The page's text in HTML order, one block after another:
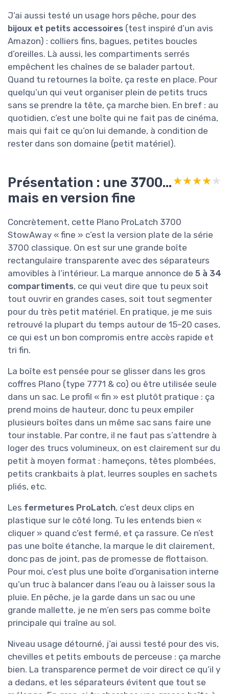
J’ai aussi testé un usage hors pêche, pour des
bijoux et petits accessoires (test inspiré d’un avis
Amazon) : colliers fins, bagues, petites boucles
d’oreilles. Là aussi, les compartiments serrés
empêchent les chaînes de se balader partout.
Quand tu retournes la boîte, ça reste en place. Pour
quelqu’un qui veut organiser plein de petits trucs
sans se prendre la tête, ça marche bien. En bref : au
quotidien, c’est une boîte qui ne fait pas de cinéma,
mais qui fait ce qu’on lui demande, à condition de
rester dans son domaine (petit matériel).
Présentation : une 3700…
mais en version fine
★★★★★
★★★★★
Concrètement, cette Plano ProLatch 3700
StowAway « fine » c’est la version plate de la série
3700 classique. On est sur une grande boîte
rectangulaire transparente avec des séparateurs
amovibles à l’intérieur. La marque annonce de 5 à 34
compartiments, ce qui veut dire que tu peux soit
tout ouvrir en grandes cases, soit tout segmenter
pour du très petit matériel. En pratique, je me suis
retrouvé la plupart du temps autour de 15–20 cases,
ce qui est un bon compromis entre accès rapide et
tri fin.
La boîte est pensée pour se glisser dans les gros
coffres Plano (type 7771 & co) ou être utilisée seule
dans un sac. Le profil « fin » est plutôt pratique : ça
prend moins de hauteur, donc tu peux empiler
plusieurs boîtes dans un même sac sans faire une
tour instable. Par contre, il ne faut pas s’attendre à
loger des trucs volumineux, on est clairement sur du
petit à moyen format : hameçons, têtes plombées,
petits crankbaits à plat, leurres souples en sachets
pliés, etc.
Les fermetures ProLatch, c’est deux clips en
plastique sur le côté long. Tu les entends bien «
cliquer » quand c’est fermé, et ça rassure. Ce n’est
pas une boîte étanche, la marque le dit clairement,
donc pas de joint, pas de promesse de flottaison.
Pour moi, c’est plus une boîte d’organisation interne
qu’un truc à balancer dans l’eau ou à laisser sous la
pluie. En pêche, je la garde dans un sac ou une
grande mallette, je ne m’en sers pas comme boîte
principale qui traîne au sol.
Niveau usage détourné, j’ai aussi testé pour des vis,
chevilles et petits embouts de perceuse : ça marche
bien. La transparence permet de voir direct ce qu’il y
a dedans, et les séparateurs évitent que tout se